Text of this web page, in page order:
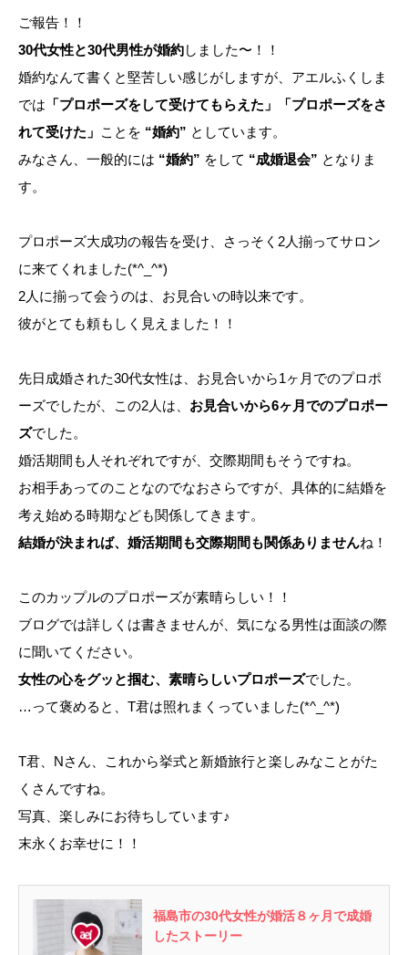
ご報告！！
30代女性と30代男性が婚約しました〜！！
婚約なんて書くと堅苦しい感じがしますが、アエルふくしま
では 「プロポーズをして受けてもらえた」「プロポーズをさ
れて受けた」 ことを “婚約” としています。
みなさん、一般的には “婚約” をして “成婚退会” となりま
す。
プロポーズ大成功の報告を受け、さっそく2人揃ってサロン
に来てくれました(*^_^*)
2人に揃って会うのは、お見合いの時以来です。
彼がとても頼もしく見えました！！
先日成婚された30代女性は、お見合いから1ヶ月でのプロポ
ーズでしたが、この2人は、 お見合いから6ヶ月でのプロポー
ズでした。
婚活期間も人それぞれですが、交際期間もそうですね。
お相手あってのことなのでなおさらですが、具体的に結婚を
考え始める時期なども関係してきます。
結婚が決まれば、婚活期間も交際期間も関係ありませんね！
このカップルのプロポーズが素晴らしい！！
ブログでは詳しくは書きませんが、気になる男性は面談の際
に聞いてください。
女性の心をグッと掴む、素晴らしいプロポーズでした。
…って褒めると、T君は照れまくっていました(*^_^*)
T君、Nさん、これから挙式と新婚旅行と楽しみなことがた
くさんですね。
写真、楽しみにお待ちしています♪
末永くお幸せに！！
福島市の30代女性が婚活８ヶ月で成婚
したストーリー